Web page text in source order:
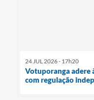
24 JUL 2026 - 17h20
Votuporanga adere
com regulação